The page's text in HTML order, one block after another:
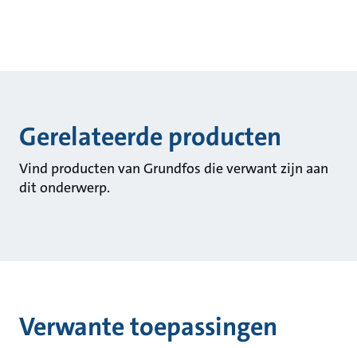
Gerelateerde producten
Vind producten van Grundfos die verwant zijn aan
dit onderwerp.
Verwante toepassingen